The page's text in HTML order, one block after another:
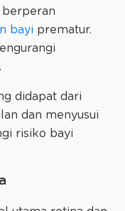
berperan
bayi prematur.
didapat dari
dan menyusui
risiko bayi